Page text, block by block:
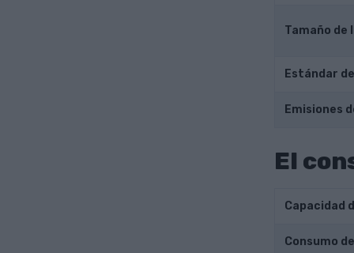
Tamaño de
Estándar
Emisiones
El
Capacidad
Consumo